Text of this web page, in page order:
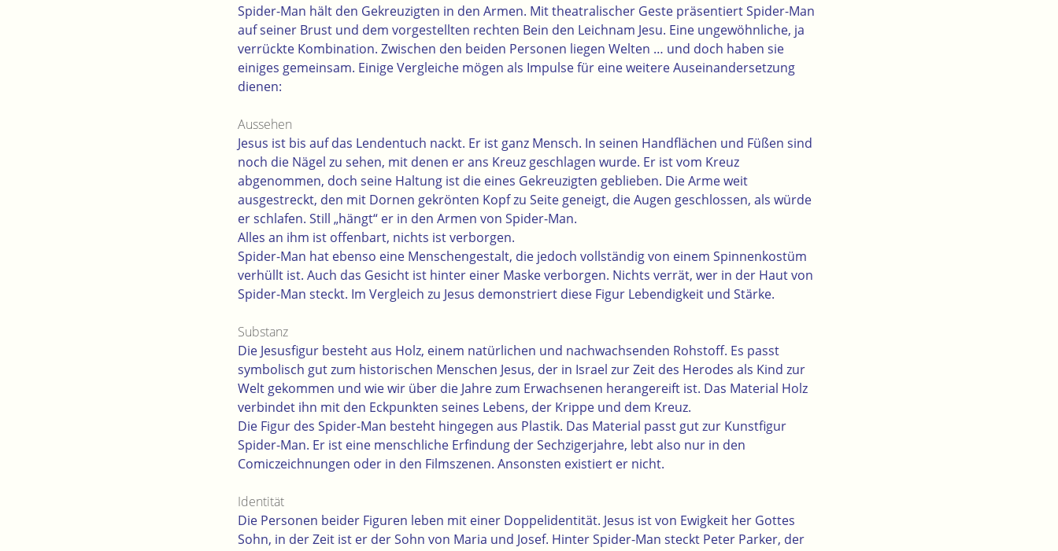
Spider-Man hält den Gekreuzigten in den Armen. Mit theatralischer Geste präsentiert Spider-Man
auf seiner Brust und dem vorgestellten rechten Bein den Leichnam Jesu. Eine ungewöhnliche, ja
verrückte Kombination. Zwischen den beiden Personen liegen Welten … und doch haben sie
einiges gemeinsam. Einige Vergleiche mögen als Impulse für eine weitere Auseinandersetzung
dienen:
Aussehen
Jesus ist bis auf das Lendentuch nackt. Er ist ganz Mensch. In seinen Handflächen und Füßen sind
noch die Nägel zu sehen, mit denen er ans Kreuz geschlagen wurde. Er ist vom Kreuz
abgenommen, doch seine Haltung ist die eines Gekreuzigten geblieben. Die Arme weit
ausgestreckt, den mit Dornen gekrönten Kopf zu Seite geneigt, die Augen geschlossen, als würde
er schlafen. Still „hängt“ er in den Armen von Spider-Man.
Alles an ihm ist offenbart, nichts ist verborgen.
Spider-Man hat ebenso eine Menschengestalt, die jedoch vollständig von einem Spinnenkostüm
verhüllt ist. Auch das Gesicht ist hinter einer Maske verborgen. Nichts verrät, wer in der Haut von
Spider-Man steckt. Im Vergleich zu Jesus demonstriert diese Figur Lebendigkeit und Stärke.
Substanz
Die Jesusfigur besteht aus Holz, einem natürlichen und nachwachsenden Rohstoff. Es passt
symbolisch gut zum historischen Menschen Jesus, der in Israel zur Zeit des Herodes als Kind zur
Welt gekommen und wie wir über die Jahre zum Erwachsenen herangereift ist. Das Material Holz
verbindet ihn mit den Eckpunkten seines Lebens, der Krippe und dem Kreuz.
Die Figur des Spider-Man besteht hingegen aus Plastik. Das Material passt gut zur Kunstfigur
Spider-Man. Er ist eine menschliche Erfindung der Sechzigerjahre, lebt also nur in den
Comiczeichnungen oder in den Filmszenen. Ansonsten existiert er nicht.
Identität
Die Personen beider Figuren leben mit einer Doppelidentität. Jesus ist von Ewigkeit her Gottes
Sohn, in der Zeit ist er der Sohn von Maria und Josef. Hinter Spider-Man steckt Peter Parker, der